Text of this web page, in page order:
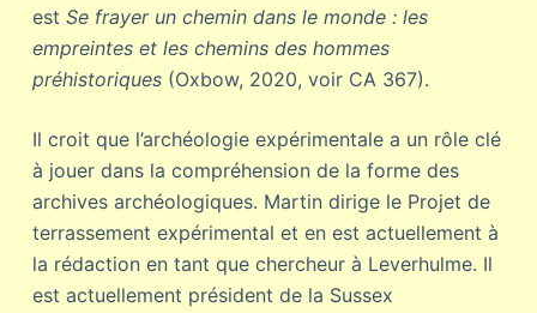
est Se frayer un chemin dans le monde : les
empreintes et les chemins des hommes
préhistoriques (Oxbow, 2020, voir CA 367).
Il croit que l’archéologie expérimentale a un rôle clé
à jouer dans la compréhension de la forme des
archives archéologiques. Martin dirige le Projet de
terrassement expérimental et en est actuellement à
la rédaction en tant que chercheur à Leverhulme. Il
est actuellement président de la Sussex